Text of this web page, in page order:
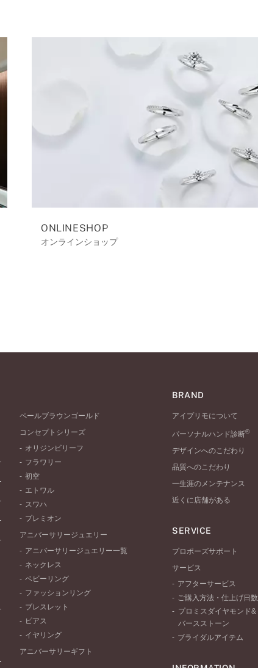
ONLINESHOP
オンラインショップ
ペールブラウンゴールド
コンセプトシリーズ
オリジンビリーフ
フラワリー
初空
エトワル
スワハ
プレミオン
アニバーサリージュエリー
アニバーサリージュエリー一覧
ネックレス
ベビーリング
ファッションリング
ブレスレット
ピアス
イヤリング
アニバーサリーギフト
BRAND
アイプリモについて
パーソナルハンド診断®
デザインへのこだわり
品質へのこだわり
一生涯のメンテナンス
近くに店舗がある
SERVICE
プロポーズサポート
サービス
アフターサービス
ご購入方法・仕上げ日数
プロミスダイヤモンド&
バースストーン
ブライダルアイテム